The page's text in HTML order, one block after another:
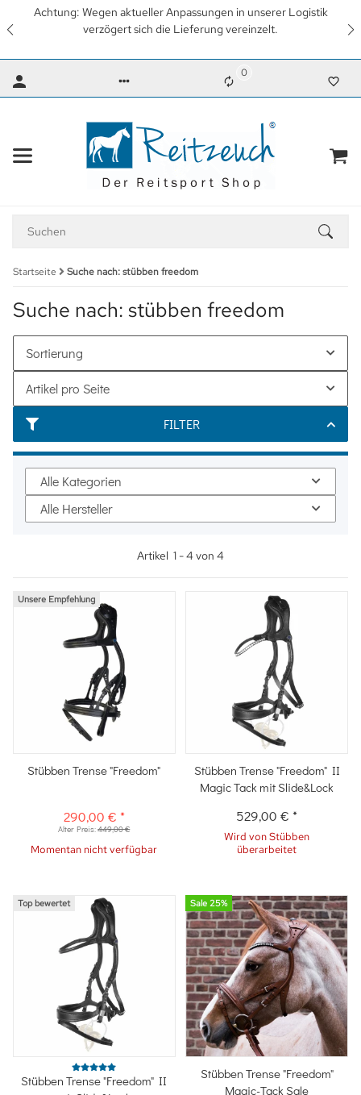
in unserer Logistik
Wir arbeiten mit Hochdruck daran, so
wieder unsere gewohnten
0
Startseite Suche nach: stübben freedom
Suche nach: stübben freedom
FILTER
Sortierung
Artikel pro Seite
Alle Kategorien
Alle Hersteller
Artikel 1 -4 von 4
Unsere Empfehlung
Stübben Trense "Freedom"
290,00 € *
Alter Preis:449,00 €
Momentan nicht verfügbar
Stübben Trense "Freedom" II
Magic Tack mit Slide&Lock
529,00 €*
Wird von Stübben
überarbeitet
Top bewertet
Stübben Trense "Freedom" II
Sale 25%
Stübben Trense "Freedom"
Magic-Tack Sale